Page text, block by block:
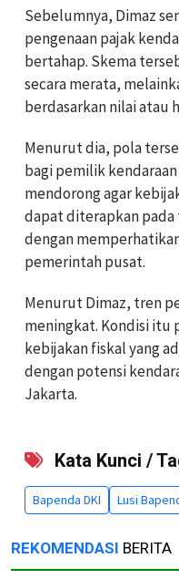
Sebelumnya, Dimaz
pengenaan pajak
bertahap. Skema
secara merata,
berdasarkan nilai atau
Menurut dia, pola
bagi pemilik
mendorong agar
dapat diterapkan
dengan
pemerintah pusat.
Menurut Dimaz, tren
meningkat. Kondisi itu
kebijakan fiskal yang
dengan potensi
Jakarta.
Kata Kunci /
Bapenda DKI Lusi
REKOMENDASI BERITA